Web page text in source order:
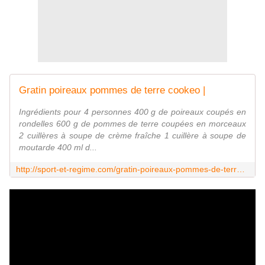
Gratin poireaux pommes de terre cookeo |
Ingrédients pour 4 personnes 400 g de poireaux coupés en
rondelles 600 g de pommes de terre coupées en morceaux
2 cuillères à soupe de crème fraîche 1 cuillère à soupe de
moutarde 400 ml d...